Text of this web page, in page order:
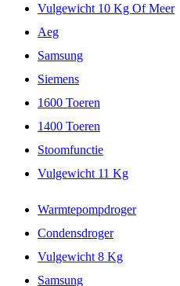
Vulgewicht 10 Kg Of Meer
Aeg
Samsung
Siemens
1600 Toeren
1400 Toeren
Stoomfunctie
Vulgewicht 11 Kg
Warmtepompdroger
Condensdroger
Vulgewicht 8 Kg
Samsung